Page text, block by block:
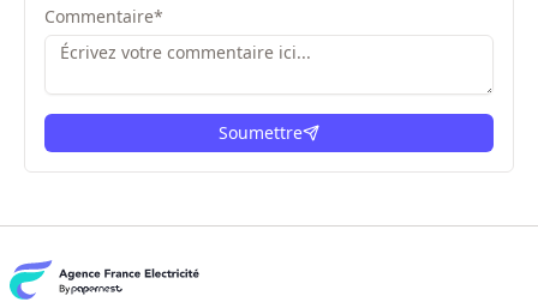
Commentaire*
Soumettre